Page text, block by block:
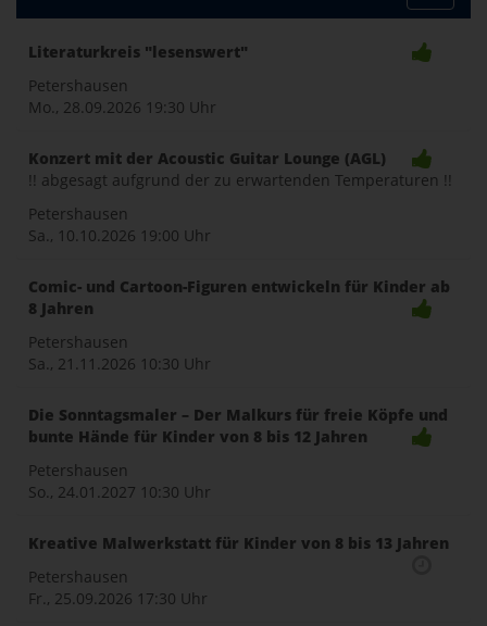
Toggle
Literaturkreis "lesenswert"
Petershausen
Mo., 28.09.2026 19:30 Uhr
Konzert mit der Acoustic Guitar Lounge (AGL)
!! abgesagt aufgrund der zu erwartenden Temperaturen !!
Petershausen
Sa., 10.10.2026 19:00 Uhr
Comic- und Cartoon-Figuren entwickeln für Kinder ab
8 Jahren
Petershausen
Sa., 21.11.2026 10:30 Uhr
Die Sonntagsmaler – Der Malkurs für freie Köpfe und
bunte Hände für Kinder von 8 bis 12 Jahren
Petershausen
So., 24.01.2027 10:30 Uhr
Kreative Malwerkstatt für Kinder von 8 bis 13 Jahren
Petershausen
Fr., 25.09.2026 17:30 Uhr